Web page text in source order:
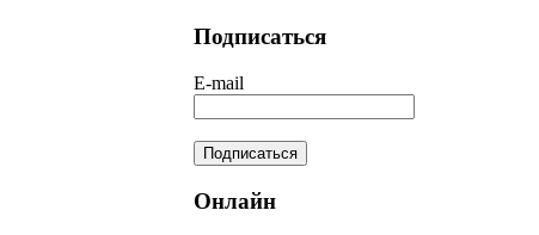
Подписаться
E-mail
Онлайн